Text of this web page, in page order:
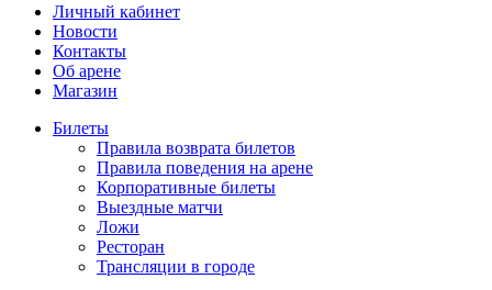
Личный кабинет
Новости
Контакты
Об арене
Магазин
Билеты
Правила возврата билетов
Правила поведения на арене
Корпоративные билеты
Выездные матчи
Ложи
Ресторан
Трансляции в городе